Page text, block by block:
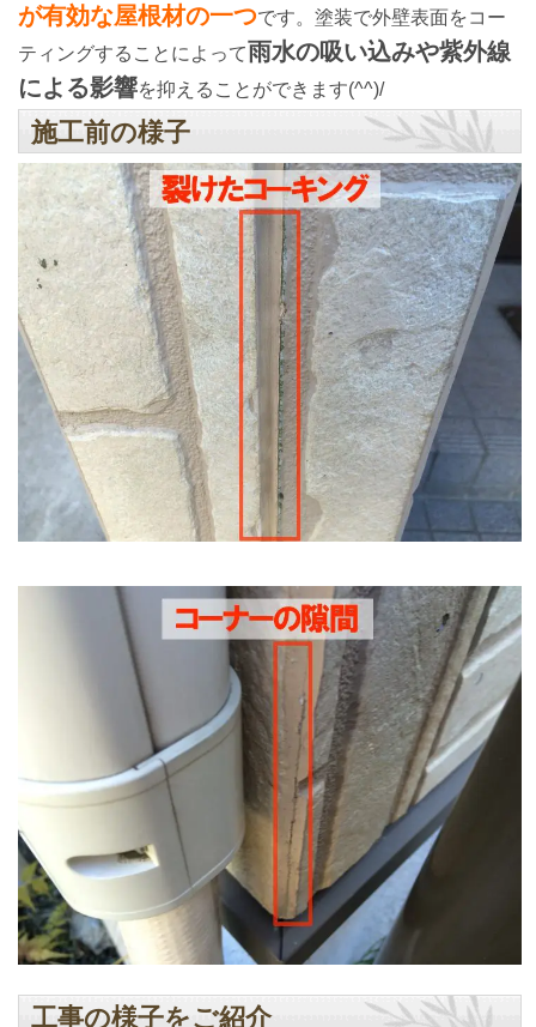
が有効な屋根材の一つです。塗装で外壁表面をコー
ティングすることによって雨水の吸い込みや紫外線
による影響を抑えることができます(^^)/
施工前の様子
工事の様子をご紹介